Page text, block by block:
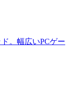
。幅広いPCゲー